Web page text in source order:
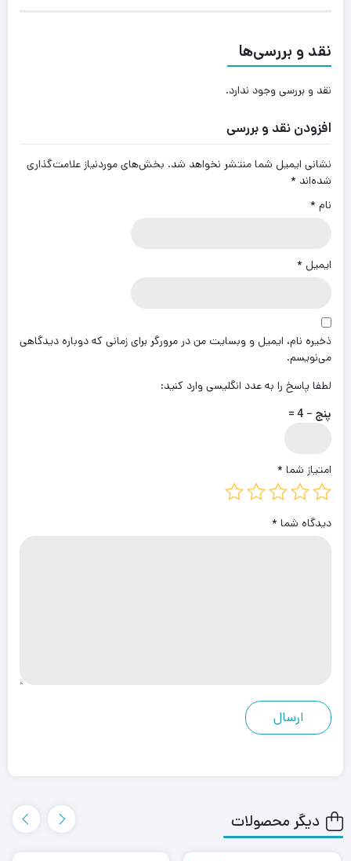
نقد و بررسی‌ها
نقد و بررسی وجود ندارد.
افزودن نقد و بررسی
نشانی ایمیل شما منتشر نخواهد شد. بخش‌های موردنیاز علامت‌گذاری
شده‌اند *
نام *
ایمیل *
ذخیره نام، ایمیل و وبسایت من در مرورگر برای زمانی که دوباره دیدگاهی
می‌نویسم.
لطفا پاسخ را به عدد انگلیسی وارد کنید:
پنج − 4 =
امتیاز شما *
دیدگاه شما *
دیگر محصولات